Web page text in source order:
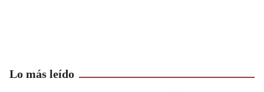
Lo más leído